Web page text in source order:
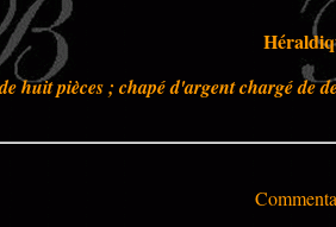
huit pièces ; chapé d'argent chargé de